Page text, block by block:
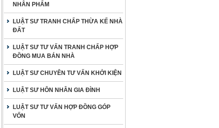
NHÂN PHẨM
LUẬT SƯ TRANH CHẤP THỪA KẾ NHÀ
ĐẤT
LUẬT SƯ TƯ VẤN TRANH CHẤP HỢP
ĐỒNG MUA BÁN NHÀ
LUẬT SƯ CHUYÊN TƯ VẤN KHỞI KIỆN
LUẬT SƯ HÔN NHÂN GIA ĐÌNH
LUẬT SƯ TƯ VẤN HỢP ĐỒNG GÓP
VỐN